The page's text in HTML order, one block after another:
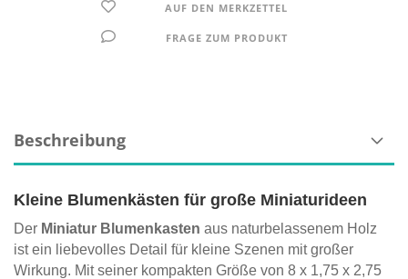
AUF DEN MERKZETTEL
FRAGE ZUM PRODUKT
Beschreibung
Kleine Blumenkästen für große Miniaturideen
Der Miniatur Blumenkasten aus naturbelassenem Holz
ist ein liebevolles Detail für kleine Szenen mit großer
Wirkung. Mit seiner kompakten Größe von 8 x 1,75 x 2,75